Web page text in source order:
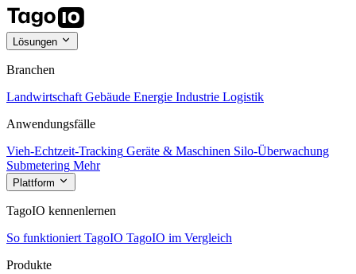
Lösungen
Branchen
Landwirtschaft Gebäude Energie Industrie Logistik
Anwendungsfälle
Vieh-Echtzeit-Tracking Geräte & Maschinen Silo-Überwachung
Submetering Mehr
Plattform
TagoIO kennenlernen
So funktioniert TagoIO TagoIO im Vergleich
Produkte